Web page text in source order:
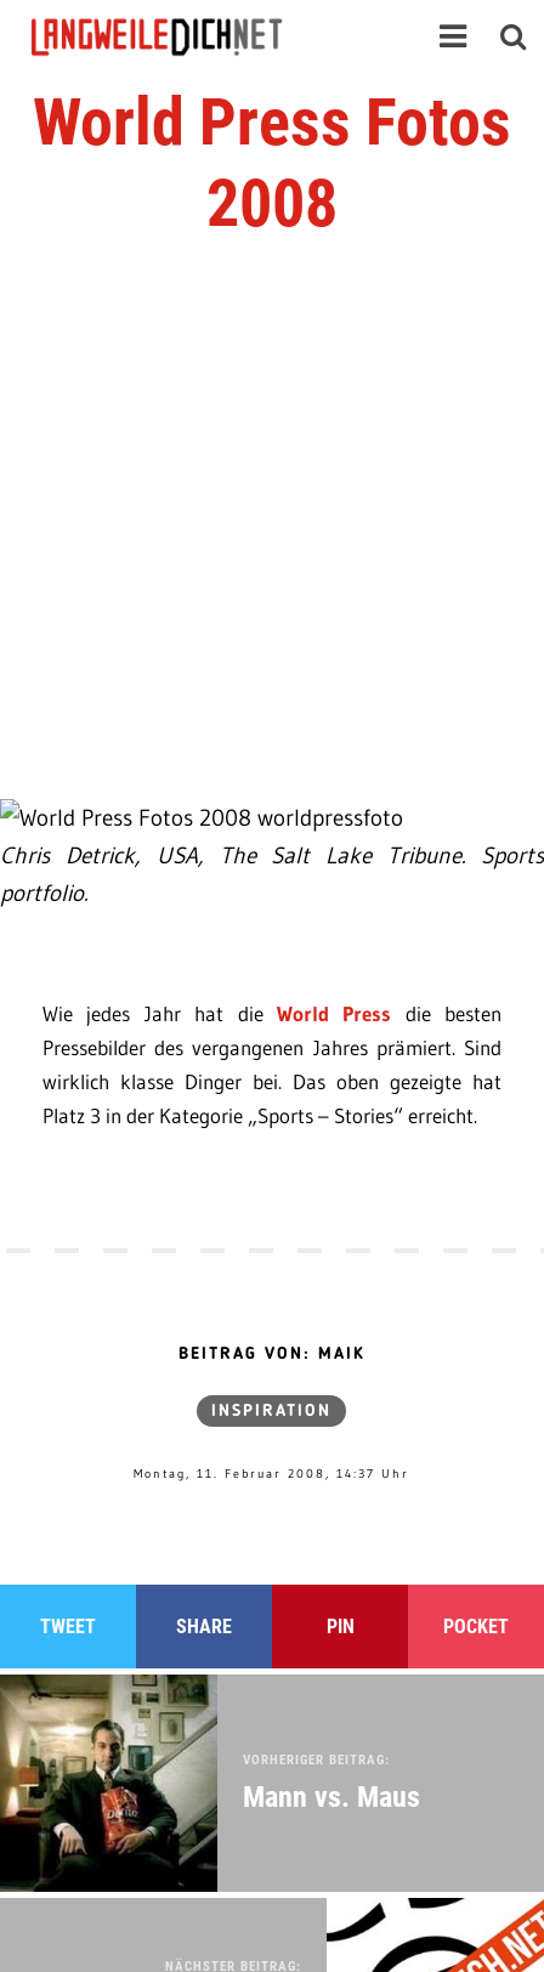
World Press Fotos
2008
Chris Detrick, USA, The Salt Lake Tribune. Sports
portfolio.
Wie jedes Jahr hat die World Press die besten
Pressebilder des vergangenen Jahres prämiert. Sind
wirklich klasse Dinger bei. Das oben gezeigte hat
Platz 3 in der Kategorie „Sports – Stories“ erreicht.
BEITRAG VON: MAIK
INSPIRATION
Montag, 11. Februar 2008, 14:37 Uhr
TWEET SHARE PIN POCKET
VORHERIGER BEITRAG:
Mann vs. Maus
NÄCHSTER BEITRAG: